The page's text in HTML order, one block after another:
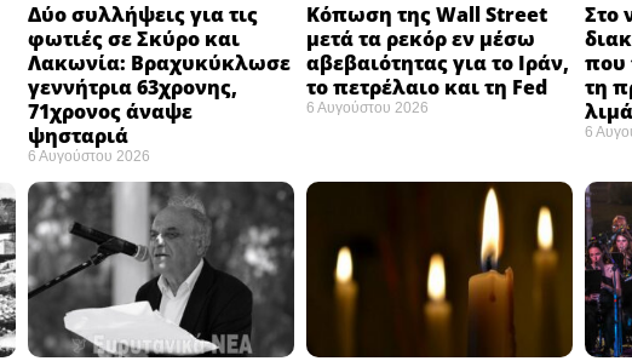
Δύο συλλήψεις για τις
φωτιές σε Σκύρο και
Λακωνία: Βραχυκύκλωσε
γεννήτρια 63χρονης,
71χρονος άναψε
ψησταριά
6 Αυγούστου 2026
Κόπωση της Wall Street
μετά τα ρεκόρ εν μέσω
αβεβαιότητας για το Ιράν,
το πετρέλαιο και τη Fed
6 Αυγούστου 2026
Στο
που
τη
6